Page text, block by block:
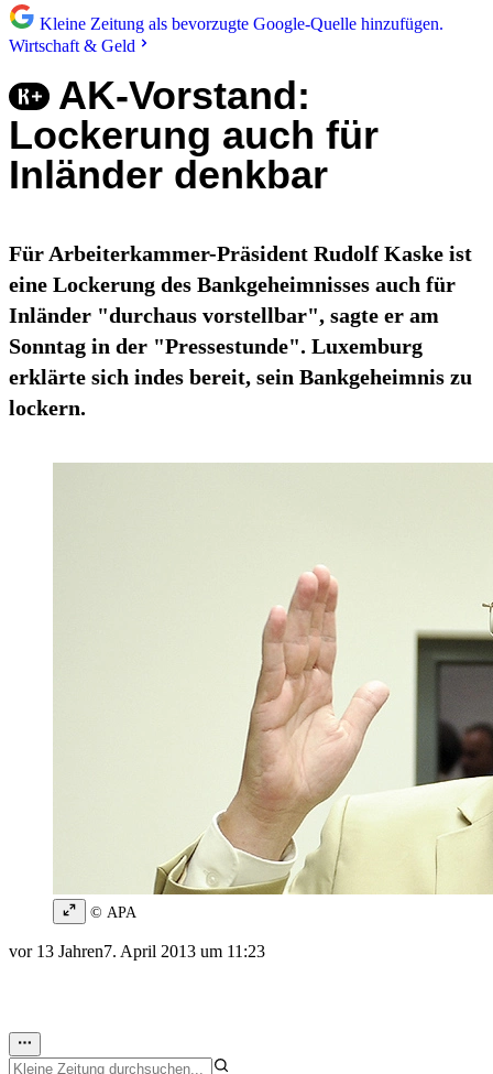
Kleine Zeitung als bevorzugte Google-Quelle hinzufügen.
Wirtschaft & Geld
AK-Vorstand:
Lockerung auch für
Inländer denkbar
Für Arbeiterkammer-Präsident Rudolf Kaske ist
eine Lockerung des Bankgeheimnisses auch für
Inländer "durchaus vorstellbar", sagte er am
Sonntag in der "Pressestunde". Luxemburg
erklärte sich indes bereit, sein Bankgeheimnis zu
lockern.
© APA
vor 13 Jahren7. April 2013 um 11:23